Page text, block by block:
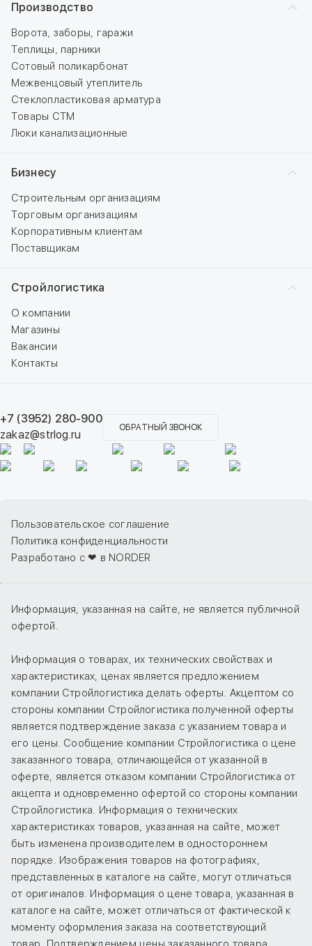
Производство
Ворота, заборы, гаражи
Теплицы, парники
Сотовый поликарбонат
Межвенцовый утеплитель
Стеклопластиковая арматура
Товары СТМ
Люки канализационные
Бизнесу
Строительным организациям
Торговым организациям
Корпоративным клиентам
Поставщикам
Стройлогистика
О компании
Магазины
Вакансии
Контакты
+7 (3952) 280-900
zakaz@strlog.ru
ОБРАТНЫЙ ЗВОНОК
Пользовательское соглашение
Политика конфиденциальности
Разработано с ❤ в NORDER
Информация, указанная на сайте, не является публичной
офертой.
Информация о товарах, их технических свойствах и
характеристиках, ценах является предложением
компании Стройлогистика делать оферты. Акцептом со
стороны компании Стройлогистика полученной оферты
является подтверждение заказа с указанием товара и
его цены. Сообщение компании Стройлогистика о цене
заказанного товара, отличающейся от указанной в
оферте, является отказом компании Стройлогистика от
акцепта и одновременно офертой со стороны компании
Стройлогистика. Информация о технических
характеристиках товаров, указанная на сайте, может
быть изменена производителем в одностороннем
порядке. Изображения товаров на фотографиях,
представленных в каталоге на сайте, могут отличаться
от оригиналов. Информация о цене товара, указанная в
каталоге на сайте, может отличаться от фактической к
моменту оформления заказа на соответствующий